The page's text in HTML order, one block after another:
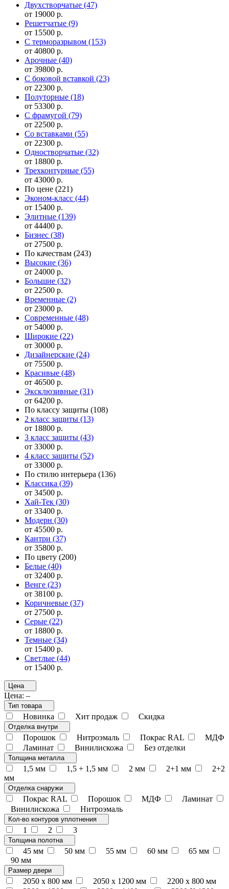
Двухстворчатые (47)
от 19000 р.
Решетчатые (9)
от 15500 р.
С терморазрывом (153)
от 40800 р.
Арочные (40)
от 39800 р.
С боковой вставкой (23)
от 22300 р.
Полуторные (18)
от 53300 р.
С фрамугой (79)
от 22500 р.
Cо вставками (55)
от 22300 р.
Одностворчатые (32)
от 18800 р.
Трехконтурные (55)
от 43000 р.
По цене (221)
Эконом-класс (44)
от 15400 р.
Элитные (139)
от 44400 р.
Бизнес (38)
от 27500 р.
По качествам (243)
Высокие (36)
от 24000 р.
Большие (32)
от 22500 р.
Временные (2)
от 23000 р.
Современные (48)
от 54000 р.
Широкие (22)
от 30000 р.
Дизайнерские (24)
от 75500 р.
Красивые (48)
от 46500 р.
Эксклюзивные (31)
от 64200 р.
По классу защиты (108)
2 класс защиты (13)
от 18800 р.
3 класс защиты (43)
от 33000 р.
4 класс защиты (52)
от 33000 р.
По стилю интерьера (136)
Классика (39)
от 34500 р.
Хай-Тек (30)
от 33400 р.
Модерн (30)
от 45500 р.
Кантри (37)
от 35800 р.
По цвету (200)
Белые (40)
от 32400 р.
Венге (23)
от 38100 р.
Коричневые (37)
от 27500 р.
Серые (22)
от 18800 р.
Темные (34)
от 15400 р.
Светлые (44)
от 15400 р.
Цена
Цена: –
Тип товара
Новинка Хит продаж Скидка
Отделка внутри
Порошок Нитроэмаль Покрас RAL
МДФ
Ламинат
Винилискожа Без отделки
Толщина металла
1,5 мм 1,5 + 1,5 мм 2 мм 2+1 мм
2+2
мм
Отделка снаружи
Покрас RAL Порошок МДФ
Ламинат
Винилискожа
Нитроэмаль
Кол-во контуров уплотнения
1 2 3
Толщина полотна
45 мм 50 мм 55 мм 60 мм
65 мм
90 мм
Размер двери
2050 x 800 мм 2050 x 1200 мм
2200 x 800 мм